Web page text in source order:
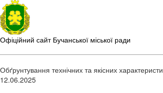
Офіційний сайт Бучанської міської ради
Обґрунтування технічних та якісних
12.06.2025